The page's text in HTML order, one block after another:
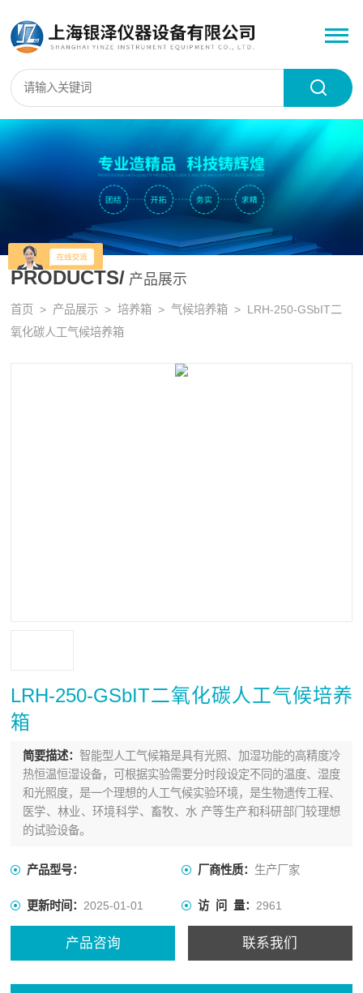
PRODUCTS/ 产品展示
首页 > 产品展示 >培养箱 >气候培养箱 > LRH-250-GSbIT二
氧化碳人工气候培养箱
LRH-250-GSbIT二氧化碳人工气候培养
箱
简要描述： 智能型人工气候箱是具有光照、加湿功能的高精度冷
热恒温恒湿设备，可根据实验需要分时段设定不同的温度、湿度
和光照度，是一个理想的人工气候实验环境，是生物遗传工程、
医学、林业、环境科学、畜牧、水 产等生产和科研部门较理想
的试验设备。
产品型号： 厂商性质： 生产厂家
更新时间：2025-01-01 访 问 量： 2961
产品咨询 联系我们